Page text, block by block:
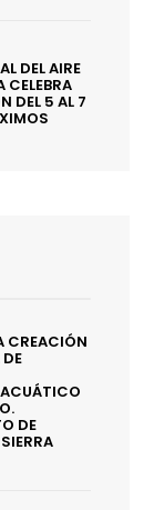
DEL AIRE
CELEBRA
DEL 5 AL 7
CREACIÓN
DE